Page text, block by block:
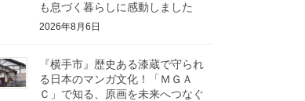
も息づく暮らしに感動しました
2026年8月6日
『横手市』歴史ある漆蔵で守られ
る日本のマンガ文化！「ＭＧＡ
Ｃ」で知る、原画を未来へつなぐ